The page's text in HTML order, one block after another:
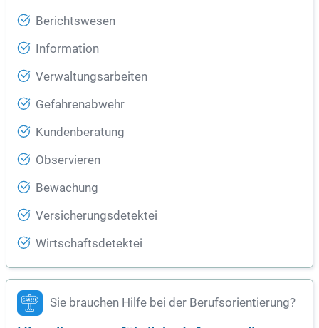
Berichtswesen
Information
Verwaltungsarbeiten
Gefahrenabwehr
Kundenberatung
Observieren
Bewachung
Versicherungsdetektei
Wirtschaftsdetektei
Sie brauchen Hilfe bei der Berufsorientierung?